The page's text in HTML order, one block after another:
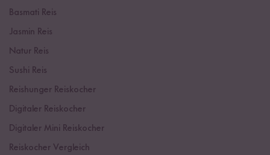
Basmati Reis
Jasmin Reis
Natur Reis
Sushi Reis
Reishunger Reiskocher
Digitaler Reiskocher
Digitaler Mini Reiskocher
Reiskocher Vergleich